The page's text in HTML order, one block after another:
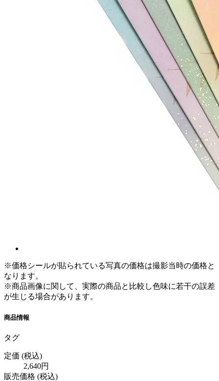
※価格シールが貼られている写真の価格は撮影当時の価格と
なります。
※商品画像に関して、実際の商品と比較し色味に若干の誤差
が生じる場合があります。
商品情報
タグ
定価 (税込)
2,640円
販売価格 (税込)